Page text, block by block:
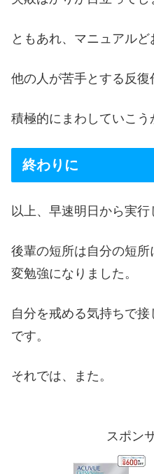
ともあれ、マニュアルど
他の人が苦手とする反復
積極的にまわしていこう
終わりに
以上、早速明日から実行
後輩の短所は自分の短
変勉強になりました。
自分を戒める気持ちで
です。
それでは、また。
スポン